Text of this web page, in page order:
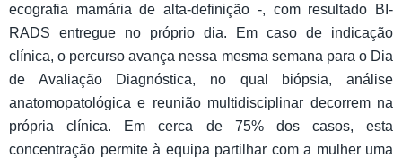
ecografia mamária de alta-definição -, com resultado BI-
RADS entregue no próprio dia. Em caso de indicação
clínica, o percurso avança nessa mesma semana para o Dia
de Avaliação Diagnóstica, no qual biópsia, análise
anatomopatológica e reunião multidisciplinar decorrem na
própria clínica. Em cerca de 75% dos casos, esta
concentração permite à equipa partilhar com a mulher uma